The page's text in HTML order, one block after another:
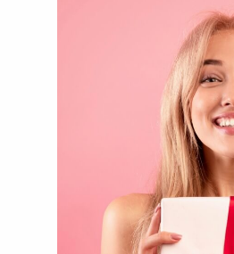
kupini dar neskleistų
o tavo šypsena –
šviečia net debesuotą dieną, ir
su tavimi eina tuo pačiu